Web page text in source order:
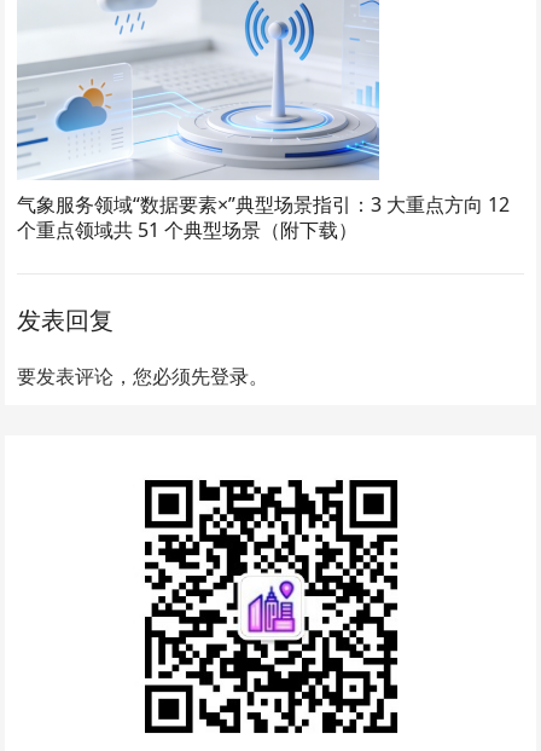
气象服务领域“数据要素×”典型场景指引：3 大重点方向 12
个重点领域共 51 个典型场景（附下载）
发表回复
要发表评论，您必须先登录。